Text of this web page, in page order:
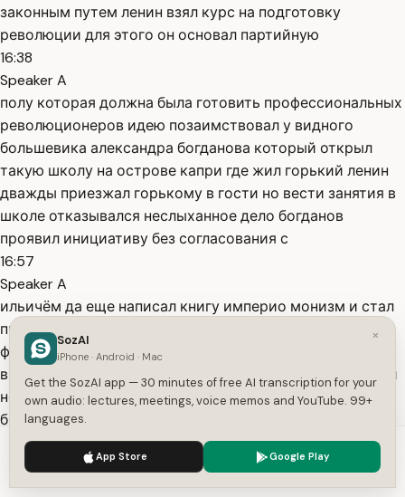
законным путем ленин взял курс на подготовку
революции для этого он основал партийную
16:38
Speaker A
полу которая должна была готовить профессиональных
революционеров идею позаимствовал у видного
большевика александра богданова который открыл
такую школу на острове капри где жил горький ленин
дважды приезжал горькому в гости но вести занятия в
школе отказывался неслыханное дело богданов
проявил инициативу без согласования с
16:57
Speaker A
ильичём да еще написал книгу империо монизм и стал
претендовать на идеологической лидерство во
фракции ленин на книгу ответил своей богданова
вывели из оставаться к и хочется сказать расстреляли
но такой возможности у большевиков тогда еще не
было богданов отошел от политики погрузился в
17:15
Speaker A
философию а погиб в 1928 году в ходе неудачного
We use cookies to enhance your experience.
×
SozAI
iPhone · Android · Mac
Get the SozAI app — 30 minutes of free AI transcription for your
own audio: lectures, meetings, voice memos and YouTube. 99+
languages.
App Store Google Play